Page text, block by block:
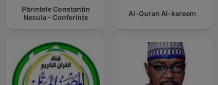
Părintele Constantin
Necula - Conferințe
Al-Quran Al-kareem